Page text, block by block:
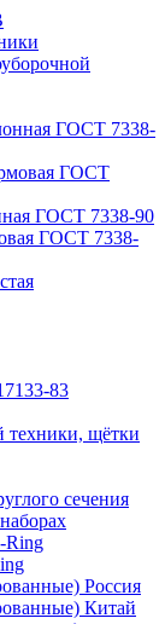
ГОСТ 7338-
ГОСТ
ГОСТ 7338-90
ГОСТ 7338-
83
техники, щётки
сечения
Ring
Россия
Китай